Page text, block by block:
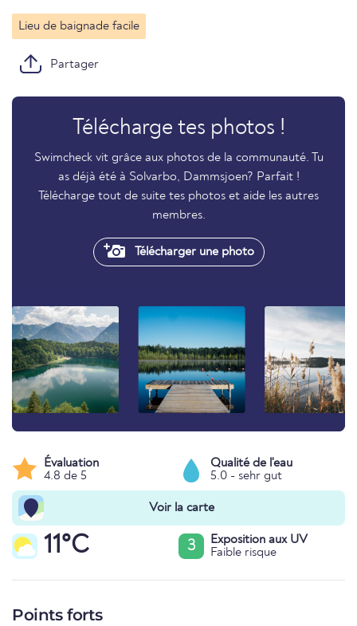
Lieu de baignade facile
Partager
Télécharge tes photos !
Swimcheck vit grâce aux photos de la communauté. Tu
as déjà été à Solvarbo, Dammsjoen? Parfait !
Télécharge tout de suite tes photos et aide les autres
membres.
Télécharger une photo
Évaluation
4.8 de 5
Qualité de l'eau
5.0 - sehr gut
Voir la carte
11°C 3
Exposition aux UV
Faible risque
Points forts